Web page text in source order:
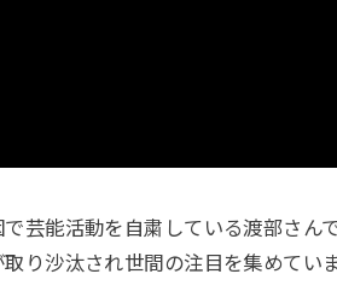
芸能活動を自粛している渡部さん
り沙汰され世間の注目を集めていま